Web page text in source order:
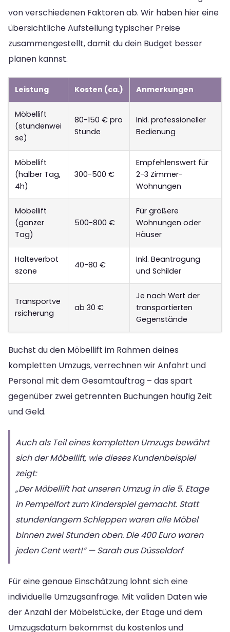
von verschiedenen Faktoren ab. Wir haben hier eine
übersichtliche Aufstellung typischer Preise
zusammengestellt, damit du dein Budget besser
planen kannst.
Leistung Kosten (ca.) Anmerkungen
Möbellift
(stundenwei
se)
80-150 € pro
Stunde
Inkl. professioneller
Bedienung
Möbellift
(halber Tag,
4h)
300-500 €
Empfehlenswert für
2-3 Zimmer-
Wohnungen
Möbellift
(ganzer
Tag)
500-800 €
Für größere
Wohnungen oder
Häuser
Halteverbot
szone
40-80 €
Inkl. Beantragung
und Schilder
Transportve
rsicherung
ab 30 €
Je nach Wert der
transportierten
Gegenstände
Buchst du den Möbellift im Rahmen deines
kompletten Umzugs, verrechnen wir Anfahrt und
Personal mit dem Gesamtauftrag – das spart
gegenüber zwei getrennten Buchungen häufig Zeit
und Geld.
Auch als Teil eines kompletten Umzugs bewährt
sich der Möbellift, wie dieses Kundenbeispiel
zeigt:
„Der Möbellift hat unseren Umzug in die 5. Etage
in Pempelfort zum Kinderspiel gemacht. Statt
stundenlangem Schleppen waren alle Möbel
binnen zwei Stunden oben. Die 400 Euro waren
jeden Cent wert!“ — Sarah aus Düsseldorf
Für eine genaue Einschätzung lohnt sich eine
individuelle Umzugsanfrage. Mit validen Daten wie
der Anzahl der Möbelstücke, der Etage und dem
Umzugsdatum bekommst du kostenlos und